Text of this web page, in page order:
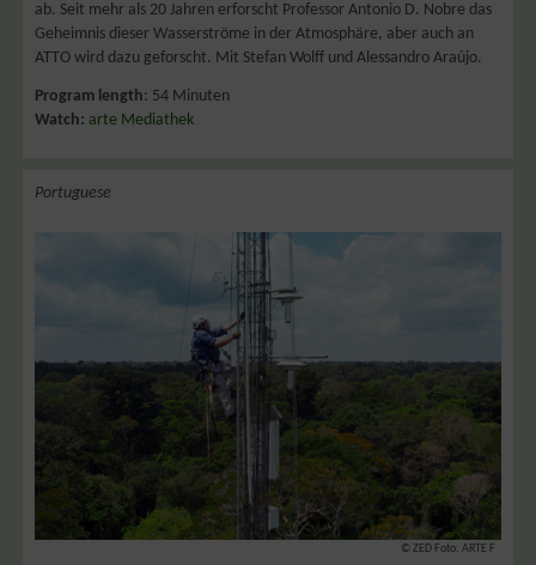
ab. Seit mehr als 20 Jahren erforscht Professor Antonio D. Nobre das
Geheimnis dieser Wasserströme in der Atmosphäre, aber auch an
ATTO wird dazu geforscht. Mit Stefan Wolff undAlessandro Araújo.
Program length: 54 Minuten
Watch:arte Mediathek
Portuguese
© ZED Foto: ARTE F